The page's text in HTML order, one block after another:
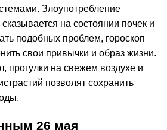
Злоупотребление
на состоянии почек и
подобных проблем, гороскоп
свои привычки и образ жизни.
прогулки на свежем воздухе и
позволят сохранить
26 мая